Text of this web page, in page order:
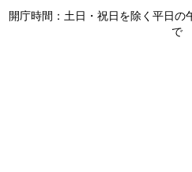
開庁時間：土日・祝日を除く平日の
で